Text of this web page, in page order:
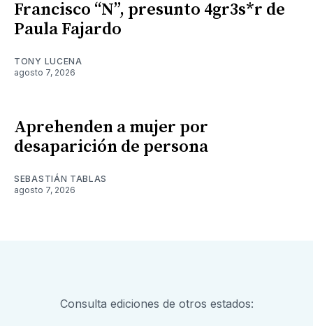
Francisco “N”, presunto 4gr3s*r de
Paula Fajardo
TONY LUCENA
agosto 7, 2026
Aprehenden a mujer por
desaparición de persona
SEBASTIÁN TABLAS
agosto 7, 2026
Consulta ediciones de otros estados: